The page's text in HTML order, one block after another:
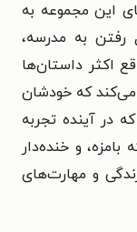
این مجموعه به
رفتن به مدرسه،
اکثر داستان‌ها
می‌کند که خودشان
در آینده تجربه
و خنده‌دار
و مهارت‌های